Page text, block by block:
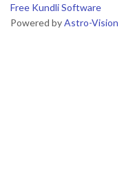
Free Kundli Software
Powered byAstro-Vision